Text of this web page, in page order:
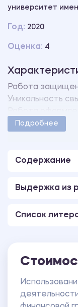
университет
Год: 2020
Оценка: 4
Работа
Уникальность
методическими
Подробнее
Содержание
Выдержка из
Список